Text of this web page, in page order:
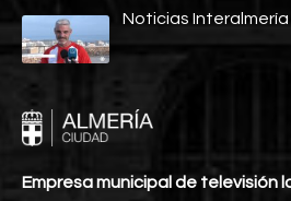
Noticias Interalmería
Empresa municipal de televisión